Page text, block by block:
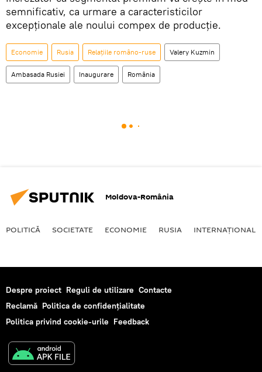
semnificativ, ca urmare a caracteristicilor
excepţionale ale noului compex de producţie.
Economie Rusia Relațiile româno-ruse Valery Kuzmin
Ambasada Rusiei Inaugurare România
Moldova-România
POLITICĂ SOCIETATE ECONOMIE RUSIA INTERNAŢIONAL
Despre proiect Reguli de utilizare Contacte
Reclamă Politica de confidențialitate
Politica privind cookie-urile Feedback